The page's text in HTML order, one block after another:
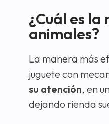
¿Cuál es
animales?
La manera más
juguete con
su atención, en
dejando rienda